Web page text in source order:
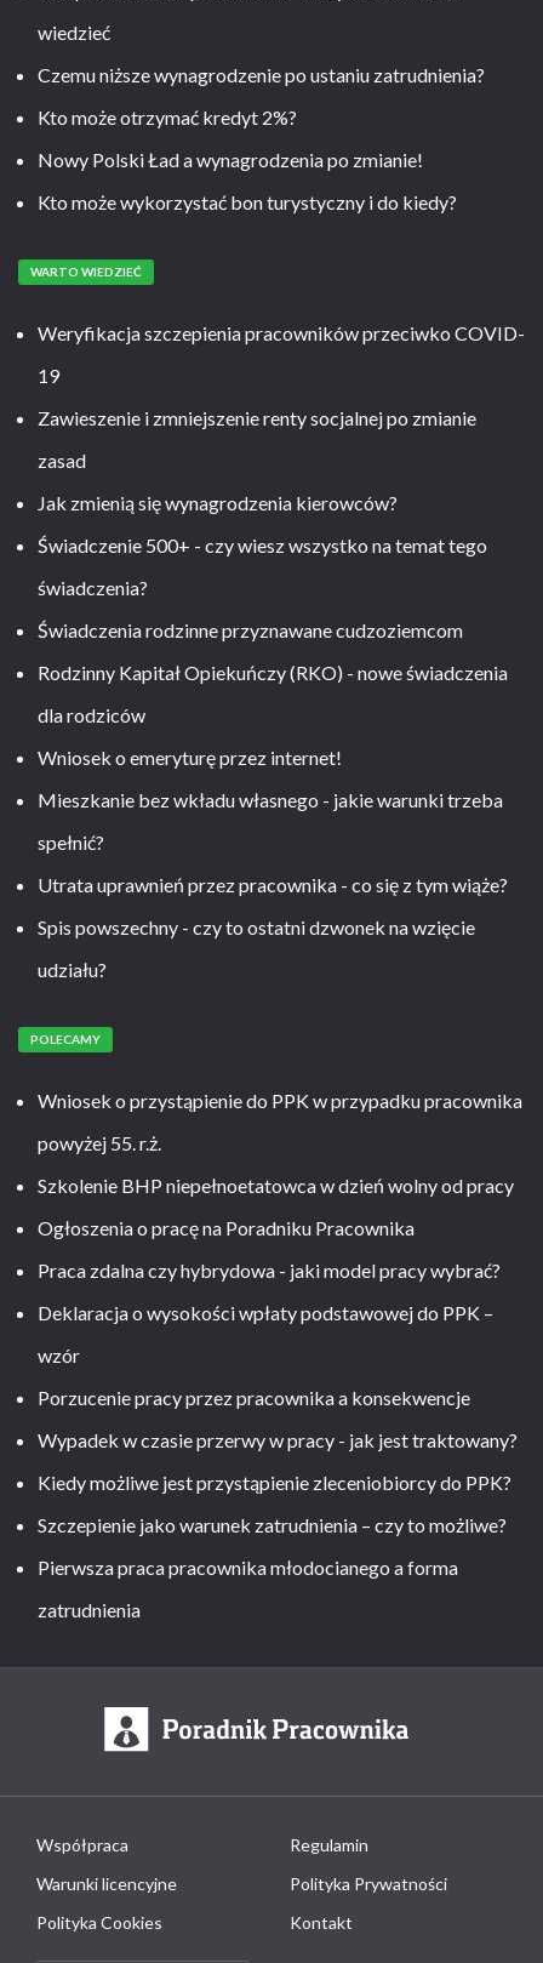
wiedzieć
Czemu niższe wynagrodzenie po ustaniu zatrudnienia?
Kto może otrzymać kredyt 2%?
Nowy Polski Ład a wynagrodzenia po zmianie!
Kto może wykorzystać bon turystyczny i do kiedy?
WARTO WIEDZIEĆ
Weryfikacja szczepienia pracowników przeciwko COVID-
19
Zawieszenie i zmniejszenie renty socjalnej po zmianie
zasad
Jak zmienią się wynagrodzenia kierowców?
Świadczenie 500+ - czy wiesz wszystko na temat tego
świadczenia?
Świadczenia rodzinne przyznawane cudzoziemcom
Rodzinny Kapitał Opiekuńczy (RKO) - nowe świadczenia
dla rodziców
Wniosek o emeryturę przez internet!
Mieszkanie bez wkładu własnego - jakie warunki trzeba
spełnić?
Utrata uprawnień przez pracownika - co się z tym wiąże?
Spis powszechny - czy to ostatni dzwonek na wzięcie
udziału?
POLECAMY
Wniosek o przystąpienie do PPK w przypadku pracownika
powyżej 55. r.ż.
Szkolenie BHP niepełnoetatowca w dzień wolny od pracy
Ogłoszenia o pracę na Poradniku Pracownika
Praca zdalna czy hybrydowa - jaki model pracy wybrać?
Deklaracja o wysokości wpłaty podstawowej do PPK –
wzór
Porzucenie pracy przez pracownika a konsekwencje
Wypadek w czasie przerwy w pracy - jak jest traktowany?
Kiedy możliwe jest przystąpienie zleceniobiorcy do PPK?
Szczepienie jako warunek zatrudnienia – czy to możliwe?
Pierwsza praca pracownika młodocianego a forma
zatrudnienia
Współpraca
Regulamin
Warunki licencyjne
Polityka Prywatności
Polityka Cookies
Kontakt